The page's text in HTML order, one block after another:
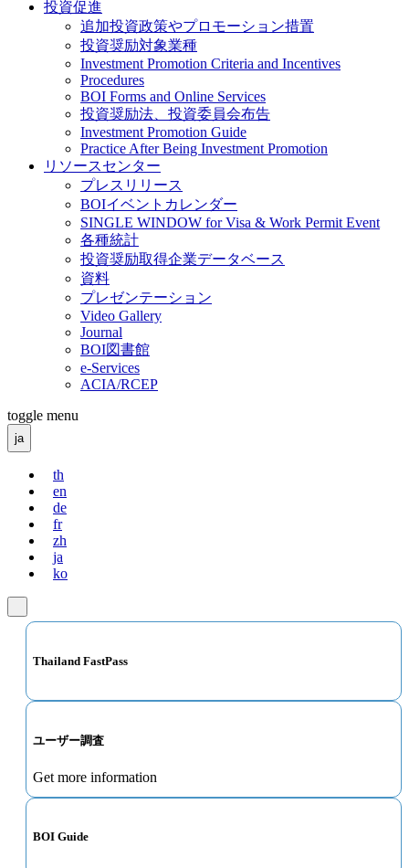
投資促進
追加投資政策やプロモーション措置
投資奨励対象業種
Investment Promotion Criteria and Incentives
Procedures
BOI Forms and Online Services
投資奨励法、投資委員会布告
Investment Promotion Guide
Practice After Being Investment Promotion
リソースセンター
プレスリリース
BOIイベントカレンダー
SINGLE WINDOW for Visa & Work Permit Event
各種統計
投資奨励取得企業データベース
資料
プレゼンテーション
Video Gallery
Journal
BOI図書館
e-Services
ACIA/RCEP
toggle menu
ja
th
en
de
fr
zh
ja
ko
Thailand FastPass
ユーザー調査
Get more information
BOI Guide